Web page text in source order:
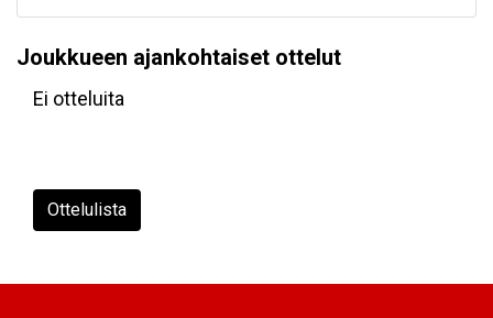
Joukkueen ajankohtaiset ottelut
Ei otteluita
Ottelulista